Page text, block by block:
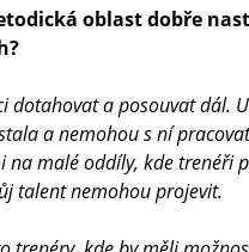
oblast dobře
dotahovat a posouvat dál.
a nemohou s ní
malé oddíly, kde trenéři
talent nemohou projevit.